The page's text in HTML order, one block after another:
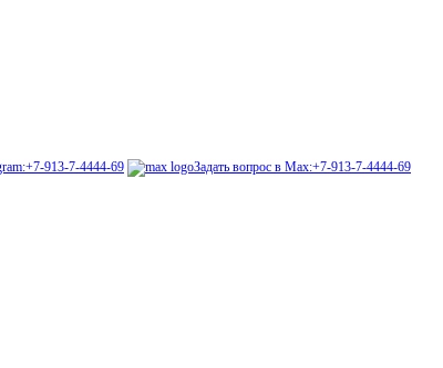
+7-913-7-4444-69 Задать вопрос в Max:+7-913-7-4444-69